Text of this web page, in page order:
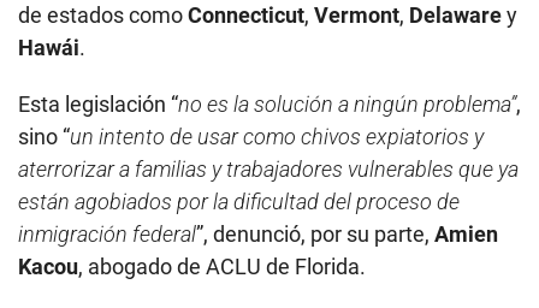
de estados comoConnecticut, Vermont, Delawarey
Hawái.
Esta legislación “no es la solución a ningún problema”,
sino “un intento de usar como chivos expiatorios y
aterrorizar a familias y trabajadores vulnerables que ya
están agobiados por la dificultad del proceso de
inmigración federal”, denunció, por su parte, Amien
Kacou, abogado de ACLU de Florida.